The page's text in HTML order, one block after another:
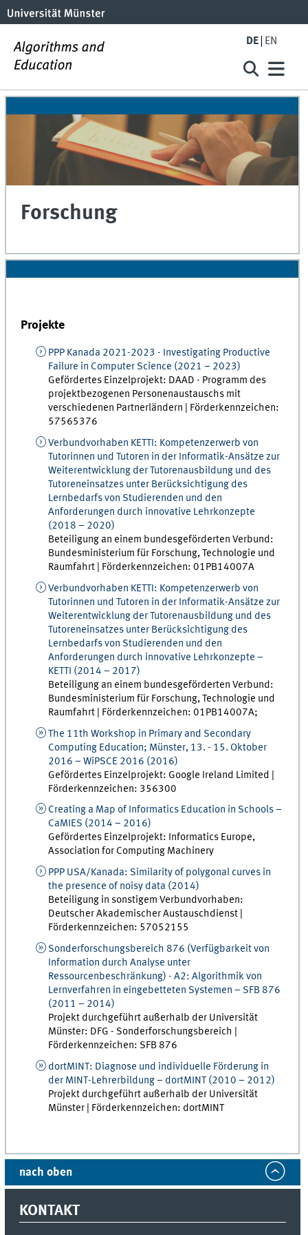
DE EN
Forschung
Projekte
PPP Kanada 2021-2023 - Investigating Productive
Failure in Computer Science (2021 – 2023)
Gefördertes Einzelprojekt: DAAD - Programm des
projektbezogenen Personenaustauschs mit
verschiedenen Partnerländern | Förderkennzeichen:
57565376
Verbundvorhaben KETTI: Kompetenzerwerb von
Tutorinnen und Tutoren in der Informatik-Ansätze zur
Weiterentwicklung der Tutorenausbildung und des
Tutoreneinsatzes unter Berücksichtigung des
Lernbedarfs von Studierenden und den
Anforderungen durch innovative Lehrkonzepte
(2018 – 2020)
Beteiligung an einem bundesgeförderten Verbund:
Bundesministerium für Forschung, Technologie und
Raumfahrt | Förderkennzeichen:01PB14007A
Verbundvorhaben KETTI: Kompetenzerwerb von
Tutorinnen und Tutoren in der Informatik-Ansätze zur
Weiterentwicklung der Tutorenausbildung und des
Tutoreneinsatzes unter Berücksichtigung des
Lernbedarfs von Studierenden und den
Anforderungen durch innovative Lehrkonzepte–
KETTI (2014 – 2017)
Beteiligung an einem bundesgeförderten Verbund:
Bundesministerium für Forschung, Technologie und
Raumfahrt | Förderkennzeichen:01PB14007A;
The 11th Workshop in Primary and Secondary
Computing Education; Münster, 13. - 15. Oktober
2016 –WiPSCE 2016 (2016)
Gefördertes Einzelprojekt: Google Ireland Limited
Förderkennzeichen: 356300
Creating a Map of Informatics Education in Schools–
CaMIES (2014 – 2016)
Gefördertes Einzelprojekt: Informatics Europe,
Association for Computing Machinery
PPP USA/Kanada: Similarity of polygonal curves in
the presence of noisy data (2014)
Beteiligung in sonstigem Verbundvorhaben:
Deutscher Akademischer Austauschdienst
Förderkennzeichen: 57052155
Sonderforschungsbereich 876 (Verfügbarkeit von
Information durch Analyse unter
Ressourcenbeschränkung) - A2: Algorithmik von
Lernverfahren in eingebetteten Systemen – SFB 876
(2011 – 2014)
Projekt durchgeführt außerhalb der Universität
Münster: DFG - Sonderforschungsbereich
Förderkennzeichen: SFB 876
dortMINT: Diagnose und individuelle Förderung in
der MINT-Lehrerbildung– dortMINT(2010 – 2012)
Projekt durchgeführt außerhalb der Universität
Münster | Förderkennzeichen: dortMINT
nach oben
KONTAKT